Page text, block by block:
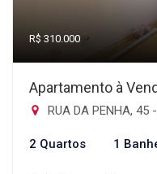
R$ 310.000
Apartamento à
RUA DA PENHA,
2 Quartos 1